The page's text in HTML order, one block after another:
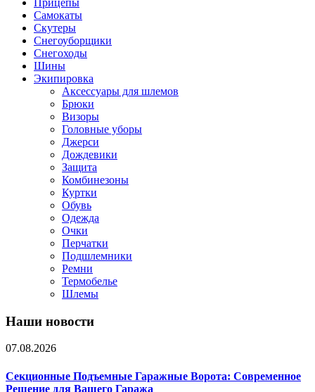
Прицепы
Самокаты
Скутеры
Снегоуборщики
Снегоходы
Шины
Экипировка
Аксессуары для шлемов
Брюки
Визоры
Головные уборы
Джерси
Дождевики
Защита
Комбинезоны
Куртки
Обувь
Одежда
Очки
Перчатки
Подшлемники
Ремни
Термобелье
Шлемы
Наши новости
07.08.2026
Секционные Подъемные Гаражные Ворота: Современное
Решение для Вашего Гаража